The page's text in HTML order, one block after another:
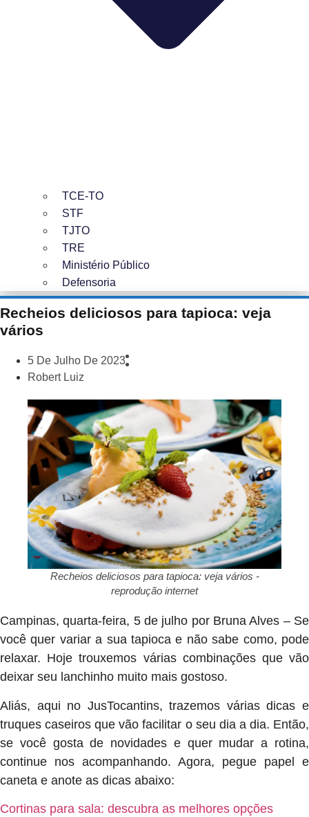
TCE-TO
STF
TJTO
TRE
Ministério Público
Defensoria
Recheios deliciosos para tapioca: veja
vários
5 De Julho De 2023
Robert Luiz
Recheios deliciosos para tapioca: veja vários -
reprodução internet
Campinas, quarta-feira, 5 de julho por Bruna Alves – Se
você quer variar a sua tapioca e não sabe como, pode
relaxar. Hoje trouxemos várias combinações que vão
deixar seu lanchinho muito mais gostoso.
Aliás, aqui no JusTocantins, trazemos várias dicas e
truques caseiros que vão facilitar o seu dia a dia. Então,
se você gosta de novidades e quer mudar a rotina,
continue nos acompanhando. Agora, pegue papel e
caneta e anote as dicas abaixo:
Cortinas para sala: descubra as melhores opções